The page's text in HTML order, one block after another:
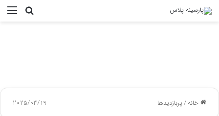
جستجو
خانه/پربازدیدها 2025/03/19